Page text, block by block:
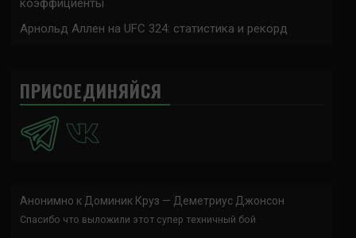
коэффициенты
Арнольд Аллен на UFC 324: статистика и рекорд
ПРИСОЕДИНЯЙСЯ
Анонимно к Доминик Круз — Деметриус Джонсон
Спасибо что выложили этот супер техничный бой